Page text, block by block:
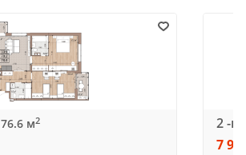
76.6 м2
2 -
7